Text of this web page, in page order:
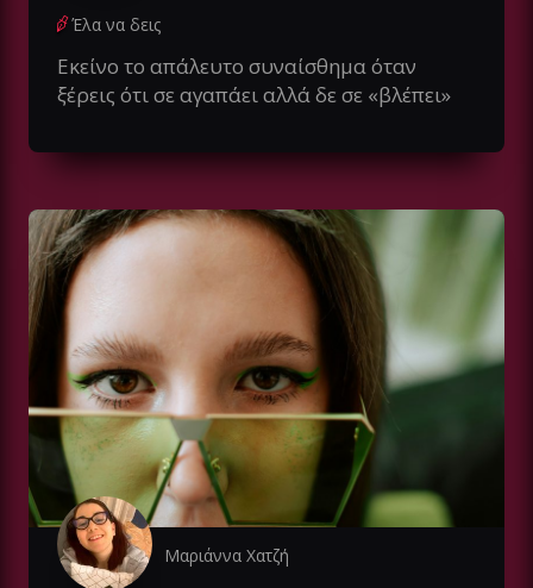
Έλα να δεις
Εκείνο το απάλευτο συναίσθημα όταν
ξέρεις ότι σε αγαπάει αλλά δε σε «βλέπει»
Μαριάννα Χατζή